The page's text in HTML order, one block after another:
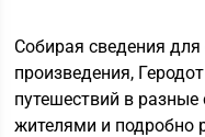
Собирая сведения для
произведения,
путешествий в
жителями и подробно